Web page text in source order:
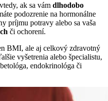
ak sa vám dlhodobo
podozrenie na hormonálne
príjmu potravy alebo sa vaša
či ochorení.
BMI, ale aj celkový zdravotný
vyšetrenia alebo špecialistu,
endokrinológa či